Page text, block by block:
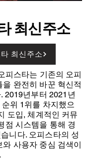
최신주소
최신주소
피스타는 기존의 오피
완전히 바꾼 혁신적
2019년부터 2021년
위 1위를 차지했으
도입, 체계적인 커뮤
점 시스템을 통해 경
니다. 오피스타의 성
와 사용자 중심 검색이